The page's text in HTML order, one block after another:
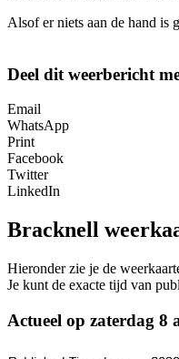
Alsof er niets aan de hand is
Deel dit weerbericht
Email
WhatsApp
Print
Facebook
Twitter
LinkedIn
Bracknell
Hieronder zie je de
Je kunt de exacte tijd van
Actueel op zaterdag 8